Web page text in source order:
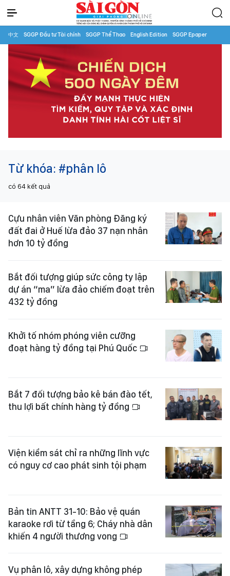
中文 SGGP Đầu tư Tài chính SGGP Thể Thao English Edition SGGP Epaper
Từ khóa: #phân lô
có 64 kết quả
Cựu nhân viên Văn phòng Đăng ký
đất đai ở Huế lừa đảo 37 nạn nhân
hơn 10 tỷ đồng
Bắt đối tượng giúp sức công ty lập
dự án “ma” lừa đảo chiếm đoạt trên
432 tỷ đồng
Khởi tố nhóm phóng viên cưỡng
đoạt hàng tỷ đồng tại Phú Quốc
Bắt 7 đối tượng bảo kê bán đào tết,
thu lợi bất chính hàng tỷ đồng
Viện kiểm sát chỉ ra những lĩnh vực
có nguy cơ cao phát sinh tội phạm
Bản tin ANTT 31-10: Bảo vệ quán
karaoke rơi từ tầng 6; Cháy nhà dân
khiến 4 người thương vong
Vụ phân lô, xây dựng không phép